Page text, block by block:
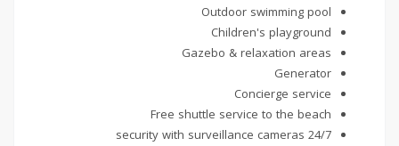
Outdoor swimming pool
Children's playground
Gazebo & relaxation areas
Generator
Concierge service
Free shuttle service to the beach
24/7 security with surveillance cameras